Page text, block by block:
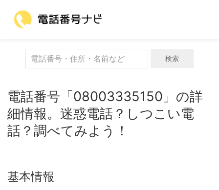
検索
電話番号「08003335150」の詳
細情報。迷惑電話？しつこい電
話？調べてみよう！
基本情報